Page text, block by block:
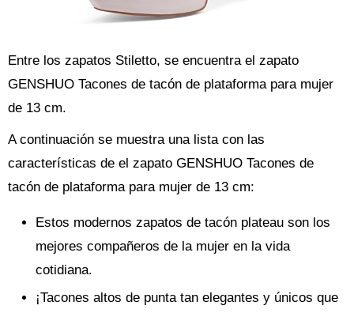
Entre los zapatos Stiletto, se encuentra el zapato
GENSHUO Tacones de tacón de plataforma para mujer
de 13 cm.
A continuación se muestra una lista con las
características de el zapato GENSHUO Tacones de
tacón de plataforma para mujer de 13 cm:
Estos modernos zapatos de tacón plateau son los
mejores compañeros de la mujer en la vida
cotidiana.
¡Tacones altos de punta tan elegantes y únicos que